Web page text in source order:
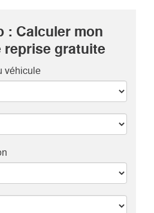
: Calculer mon
reprise gratuite
véhicule